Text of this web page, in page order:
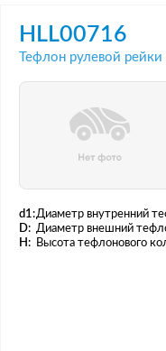
HLL00716
Тефлон рулевой рейки
d1:Диаметр внутренний
D: Диаметр внешний
H:
Высота тефлонового